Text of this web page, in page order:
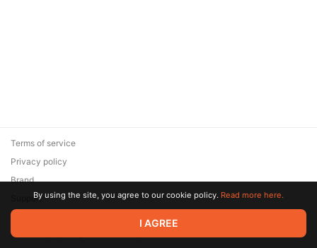
© 2026 Zaya Solutions Limited. All rights reserved. All trademarks
are the property of their respective owners.
Terms of service
Privacy policy
Brand
SupportBy using the site, you agree to our cookie policy. Read more here.
I AGREE